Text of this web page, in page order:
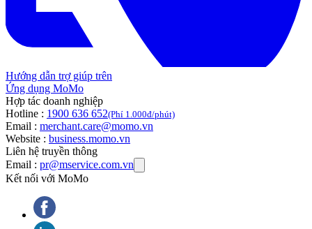
Hướng dẫn trợ giúp trên
Ứng dụng MoMo
Hợp tác doanh nghiệp
Hotline : 1900 636 652(Phí 1.000đ/phút)
Email : merchant.care@momo.vn
Website : business.momo.vn
Liên hệ truyền thông
Email : pr@mservice.com.vn
Kết nối với MoMo